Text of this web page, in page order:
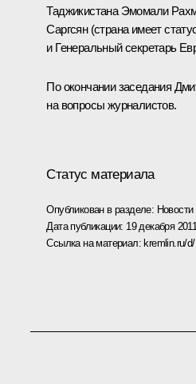
Таджикистана Эмомали
Саргсян(страна имеет
и Генеральный секретарь
По окончании заседания
на вопросы журналистов.
Статус материала
Опубликован в разделе: Новости
Дата публикации: 19 декабря
Ссылка на материал: kremlin.ru/